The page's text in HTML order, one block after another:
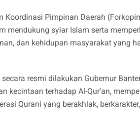
Koordinasi Pimpinan Daerah
mendukung syiar Islam serta
dan kehidupan masyarakat yang
resmi dilakukan Gubernur
kecintaan terhadap Al-Qur'an,
Qurani yang berakhlak,